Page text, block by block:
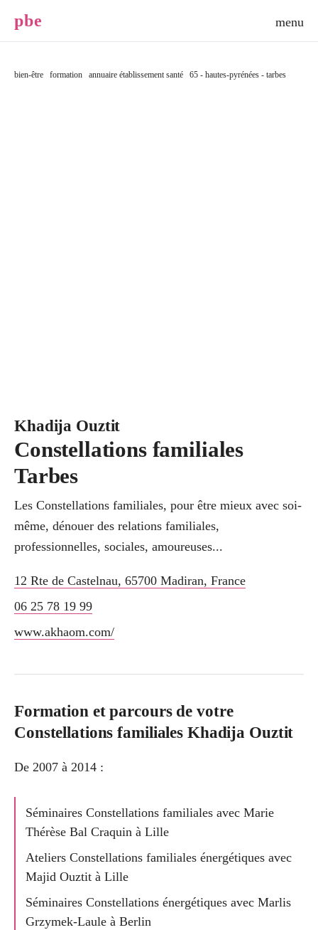
pbe
bien-être formation annuaire établissement santé 65 - hautes-pyrénées - tarbes
Khadija Ouztit
Constellations familiales
Tarbes
Les Constellations familiales, pour être mieux avec soi-
même, dénouer des relations familiales,
professionnelles, sociales, amoureuses...
12 Rte de Castelnau, 65700 Madiran, France
06 25 78 19 99
www.akhaom.com/
Formation et parcours de votre
Constellations familiales Khadija Ouztit
De 2007 à 2014 :
Séminaires Constellations familiales avec Marie
Thérèse Bal Craquin à Lille
Ateliers Constellations familiales énergétiques avec
Majid Ouztit à Lille
Séminaires Constellations énergétiques avec Marlis
Grzymek-Laule à Berlin